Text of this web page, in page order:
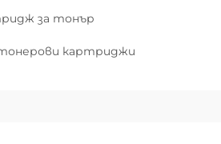
за тонър
картриджи